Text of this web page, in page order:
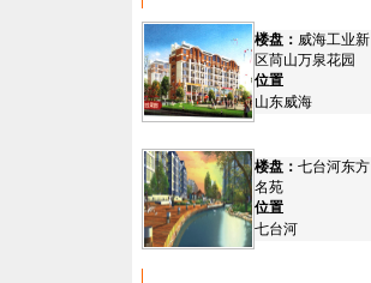
楼盘： 威海工业新
区苘山万泉花园
位置
山东威海
楼盘： 七台河东方
名苑
位置
七台河